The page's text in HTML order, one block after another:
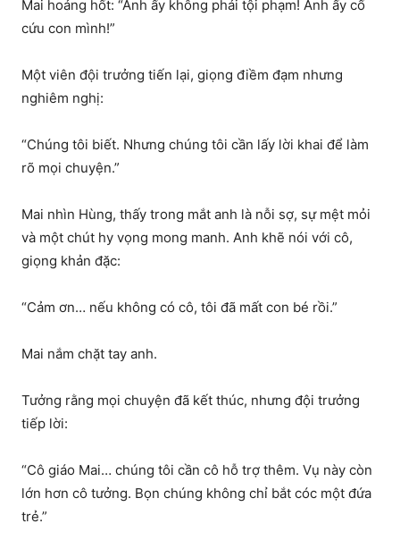
Mai hoảng hốt: “Anh ấy không phải tội phạm! Anh ấy cố
cứu con mình!”
Một viên đội trưởng tiến lại, giọng điềm đạm nhưng
nghiêm nghị:
“Chúng tôi biết. Nhưng chúng tôi cần lấy lời khai để làm
rõ mọi chuyện.”
Mai nhìn Hùng, thấy trong mắt anh là nỗi sợ, sự mệt mỏi
và một chút hy vọng mong manh. Anh khẽ nói với cô,
giọng khản đặc:
“Cảm ơn… nếu không có cô, tôi đã mất con bé rồi.”
Mai nắm chặt tay anh.
Tưởng rằng mọi chuyện đã kết thúc, nhưng đội trưởng
tiếp lời:
“Cô giáo Mai… chúng tôi cần cô hỗ trợ thêm. Vụ này còn
lớn hơn cô tưởng. Bọn chúng không chỉ bắt cóc một đứa
trẻ.”